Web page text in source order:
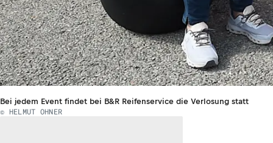
Bei jedem Event findet bei B&R Reifenservice die Verlosung statt
© HELMUT OHNER